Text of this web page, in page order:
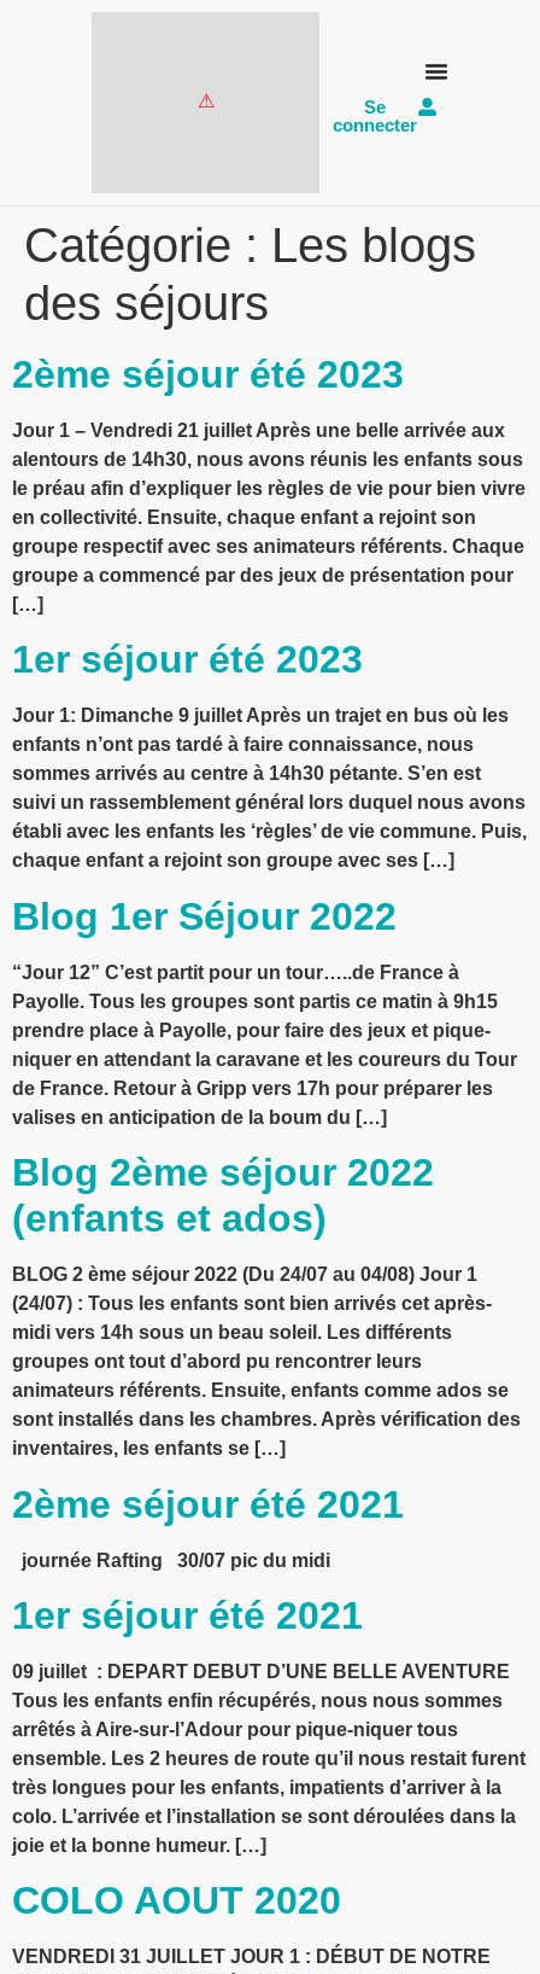
Se
connecter
Catégorie : Les blogs
des séjours
2ème séjour été 2023
Jour 1 – Vendredi 21 juillet Après une belle arrivée aux
alentours de 14h30, nous avons réunis les enfants sous
le préau afin d’expliquer les règles de vie pour bien vivre
en collectivité. Ensuite, chaque enfant a rejoint son
groupe respectif avec ses animateurs référents. Chaque
groupe a commencé par des jeux de présentation pour
[…]
1er séjour été 2023
Jour 1: Dimanche 9 juillet Après un trajet en bus où les
enfants n’ont pas tardé à faire connaissance, nous
sommes arrivés au centre à 14h30 pétante. S’en est
suivi un rassemblement général lors duquel nous avons
établi avec les enfants les ‘règles’ de vie commune. Puis,
chaque enfant a rejoint son groupe avec ses […]
Blog 1er Séjour 2022
“Jour 12” C’est partit pour un tour…..de France à
Payolle. Tous les groupes sont partis ce matin à 9h15
prendre place à Payolle, pour faire des jeux et pique-
niquer en attendant la caravane et les coureurs du Tour
de France. Retour à Gripp vers 17h pour préparer les
valises en anticipation de la boum du […]
Blog 2ème séjour 2022
(enfants et ados)
BLOG 2 ème séjour 2022 (Du 24/07 au 04/08) Jour 1
(24/07) : Tous les enfants sont bien arrivés cet après-
midi vers 14h sous un beau soleil. Les différents
groupes ont tout d’abord pu rencontrer leurs
animateurs référents. Ensuite, enfants comme ados se
sont installés dans les chambres. Après vérification des
inventaires, les enfants se […]
2ème séjour été 2021
journée Rafting 30/07 pic du midi
1er séjour été 2021
09 juillet : DEPART DEBUT D’UNE BELLE AVENTURE
Tous les enfants enfin récupérés, nous nous sommes
arrêtés à Aire-sur-l’Adour pour pique-niquer tous
ensemble. Les 2 heures de route qu’il nous restait furent
très longues pour les enfants, impatients d’arriver à la
colo. L’arrivée et l’installation se sont déroulées dans la
joie et la bonne humeur. […]
COLO AOUT 2020
VENDREDI 31 JUILLET JOUR 1 : DÉBUT DE NOTRE